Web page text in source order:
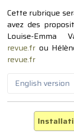
Cette rubrique
avez des
Louise-Emma
revue.fr ou
revue.fr
English version